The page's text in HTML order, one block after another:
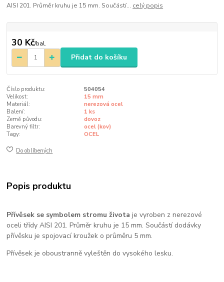
AISI 201. Průměr kruhu je 15 mm. Součástí... celý popis
30 Kč/bal.
Přidat do košíku
Číslo produktu:
504054
Velikost:
15 mm
Materiál:
nerezová ocel
Balení:
1 ks
Země původu:
dovoz
Barevný filtr:
ocel (kov)
Tagy:
OCEL
Do oblíbených
Popis produktu
Přívěsek se symbolem stromu života je vyroben z nerezové
oceli třídy AISI 201. Průměr kruhu je 15 mm. Součástí dodávky
přívěsku je spojovací kroužek o průměru 5 mm.
Přívěsek je oboustranně vyleštěn do vysokého lesku.